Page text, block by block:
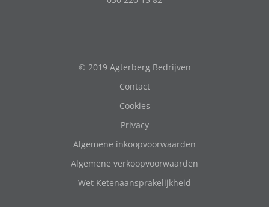
© 2019 Agterberg Bedrijven
Contact
Cookies
Privacy
Algemene inkoopvoorwaarden
Algemene verkoopvoorwaarden
Wet Ketenaansprakelijkheid